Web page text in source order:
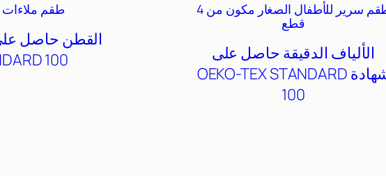
طقم سرير للأطفال الصغار مكون من 4
قطع
الألياف الدقيقة حاصل على
شهادة OEKO-TEX STANDARD
100
طقم
القطن
100